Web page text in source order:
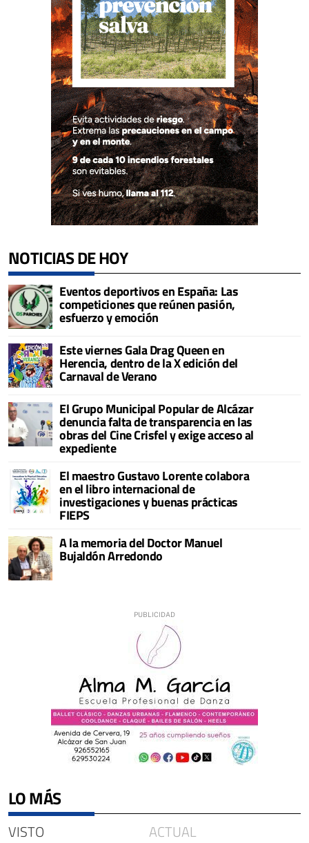
NOTICIAS DE HOY
Eventos deportivos en España: Las
competiciones que reúnen pasión,
esfuerzo y emoción
Este viernes Gala Drag Queen en
Herencia, dentro de la X edición del
Carnaval de Verano
El Grupo Municipal Popular de Alcázar
denuncia falta de transparencia en las
obras del Cine Crisfel y exige acceso al
expediente
El maestro Gustavo Lorente colabora
en el libro internacional de
investigaciones y buenas prácticas
FIEPS
A la memoria del Doctor Manuel
Bujaldón Arredondo
LO MÁS
VISTO ACTUAL